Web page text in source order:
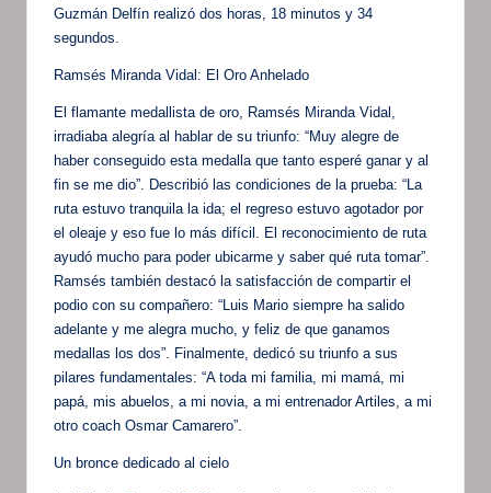
Guzmán Delfín realizó dos horas, 18 minutos y 34
segundos.
Ramsés Miranda Vidal: El Oro Anhelado
El flamante medallista de oro, Ramsés Miranda Vidal,
irradiaba alegría al hablar de su triunfo: “Muy alegre de
haber conseguido esta medalla que tanto esperé ganar y al
fin se me dio”. Describió las condiciones de la prueba: “La
ruta estuvo tranquila la ida; el regreso estuvo agotador por
el oleaje y eso fue lo más difícil. El reconocimiento de ruta
ayudó mucho para poder ubicarme y saber qué ruta tomar”.
Ramsés también destacó la satisfacción de compartir el
podio con su compañero: “Luis Mario siempre ha salido
adelante y me alegra mucho, y feliz de que ganamos
medallas los dos”. Finalmente, dedicó su triunfo a sus
pilares fundamentales: “A toda mi familia, mi mamá, mi
papá, mis abuelos, a mi novia, a mi entrenador Artiles, a mi
otro coach Osmar Camarero”.
Un bronce dedicado al cielo